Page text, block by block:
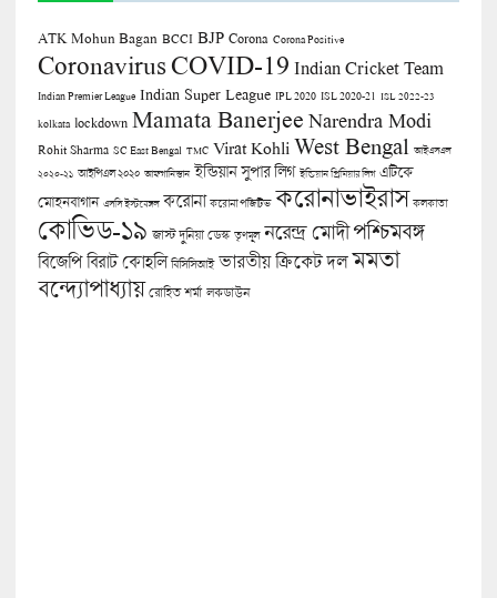
ATK Mohun Bagan BCCI BJP Corona Corona Positive
CoronavirusCOVID-19 Indian Cricket Team
Indian Premier League Indian Super League IPL 2020 ISL 2020-21 ISL 2022-23
kolkata lockdown Mamata Banerjee Narendra Modi
Rohit Sharma SC East Bengal TMC Virat Kohli West Bengal আইএসএল
২০২০-২১ আইপিএল ২০২০ আফগানিস্তান ইন্ডিয়ান সুপার লিগ ইন্ডিয়ান প্রিমিয়ার লিগ এটিকে
মোহনবাগান এসসি ইস্টবেঙ্গল করোনা করোনা পজিটিভ করোনাভাইরাস কলকাতা
কোভিড-১৯ জাস্ট দুনিয়া ডেস্ক তৃণমূল নরেন্দ্র মোদী পশ্চিমবঙ্গ
বিজেপি বিরাট কোহলি বিসিসিআই ভারতীয় ক্রিকেট দল মমতা
বন্দ্যোপাধ্যায় রোহিত শর্মা লকডাউন